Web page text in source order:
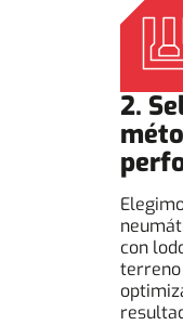
2.
con
terreno